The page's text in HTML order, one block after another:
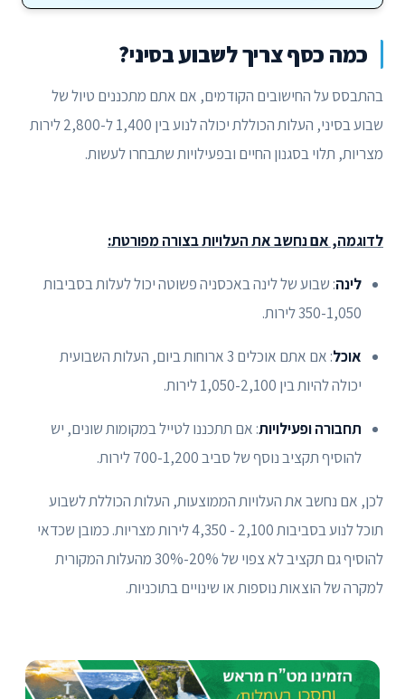
כמה כסף צריך לשבוע בסיני?
בהתבסס על החישובים הקודמים, אם אתם מתכננים טיול של
שבוע בסיני, העלות הכוללת יכולה לנוע בין 1,400 ל-2,800 לירות
מצריות, תלוי בסגנון החיים ובפעילויות שתבחרו לעשות.
לדוגמה, אם נחשב את העלויות בצורה מפורטת:
לינה: שבוע של לינה באכסניה פשוטה יכול לעלות בסביבות
350-1,050 לירות.
אוכל
: אם אתם אוכלים 3 ארוחות ביום, העלות השבועית
יכולה להיות בין 1,050-2,100 לירות.
תחבורה ופעילויות: אם תתכננו לטייל במקומות שונים, יש
להוסיף תקציב נוסף של סביב 700-1,200 לירות.
לכן, אם נחשב את העלויות הממוצעות, העלות הכוללת לשבוע
תוכל לנוע בסביבות 2,100 - 4,350 לירות מצריות. כמובן שכדאי
להוסיף גם תקציב לא צפוי של 20%-30% מהעלות המקורית
למקרה של הוצאות נוספות או שינויים בתוכניות.